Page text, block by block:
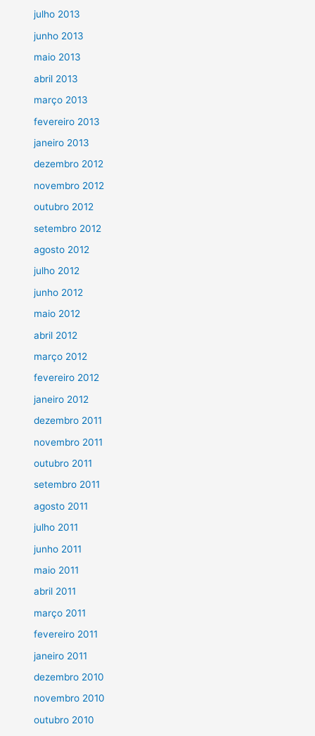
julho 2013
junho 2013
maio 2013
abril 2013
março 2013
fevereiro 2013
janeiro 2013
dezembro 2012
novembro 2012
outubro 2012
setembro 2012
agosto 2012
julho 2012
junho 2012
maio 2012
abril 2012
março 2012
fevereiro 2012
janeiro 2012
dezembro 2011
novembro 2011
outubro 2011
setembro 2011
agosto 2011
julho 2011
junho 2011
maio 2011
abril 2011
março 2011
fevereiro 2011
janeiro 2011
dezembro 2010
novembro 2010
outubro 2010